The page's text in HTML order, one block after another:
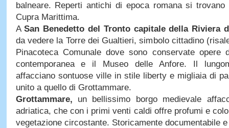
balneare. Reperti antichi di epoca romana si
Cupra Marittima.
ASan Benedetto del Tronto capitale della Riviera
da vedere la Torre dei Gualtieri, simbolo cittadino
Pinacoteca Comunale dove sono conservate opere
contemporanea e il Museo delle Anfore. Il
affacciano sontuose ville in stile liberty e migliaia di
unito a quello di Grottammare.
Grottammare, un bellissimo borgo medievale
adriatica, che con i primi venti caldi offre profumi e
vegetazione circostante. Storicamente documentabile